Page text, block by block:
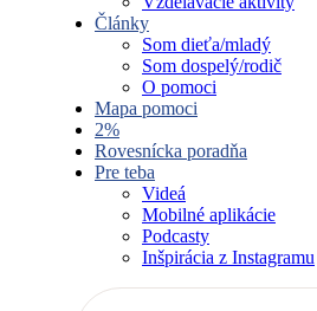
Články
Som dieťa/mladý
Som dospelý/rodič
O pomoci
Mapa pomoci
2%
Rovesnícka poradňa
Pre teba
Videá
Mobilné aplikácie
Podcasty
Inšpirácia z Instagramu